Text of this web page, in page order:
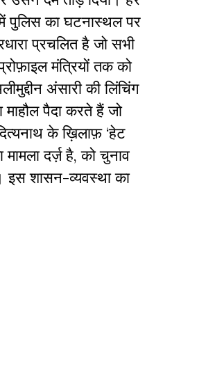
पुलिस का घटनास्थल पर
प्रचलित है जो सभी
मंत्रियों तक को
अंसारी की लिंचिंग
माहौल पैदा करते हैं जो
के ख़िलाफ़ ‘हेट
दर्ज़ है, को चुनाव
इस शासन-व्यवस्था का